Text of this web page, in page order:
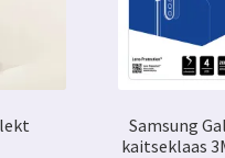
Samsung
kaitseklaas